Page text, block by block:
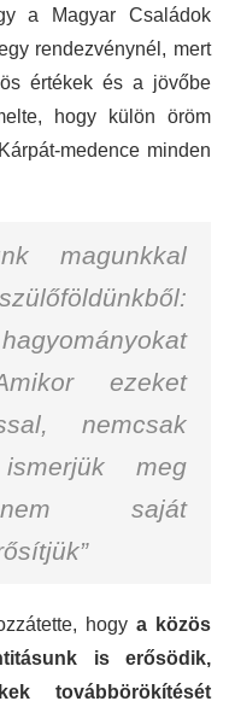
a Magyar Családok
rendezvénynél, mert
értékek és a jövőbe
hogy külön öröm
medence minden
magunkkal
ezeket
nemcsak
meg
saját
hogya közös
is erősödik,
továbbörökítését